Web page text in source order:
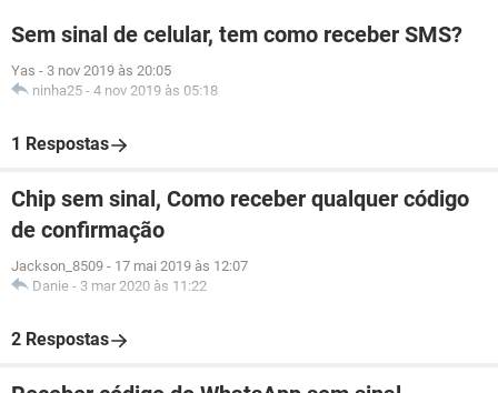
Sem sinal de celular, tem como receber SMS?
Yas - 3 nov 2019 às 20:05
ninha25 - 4 nov 2019 às 05:18
1 Respostas
Chip sem sinal, Como receber qualquer código
de confirmação
Jackson_8509 - 17 mai 2019 às 12:07
Danie - 3 mar 2020 às 11:22
2 Respostas